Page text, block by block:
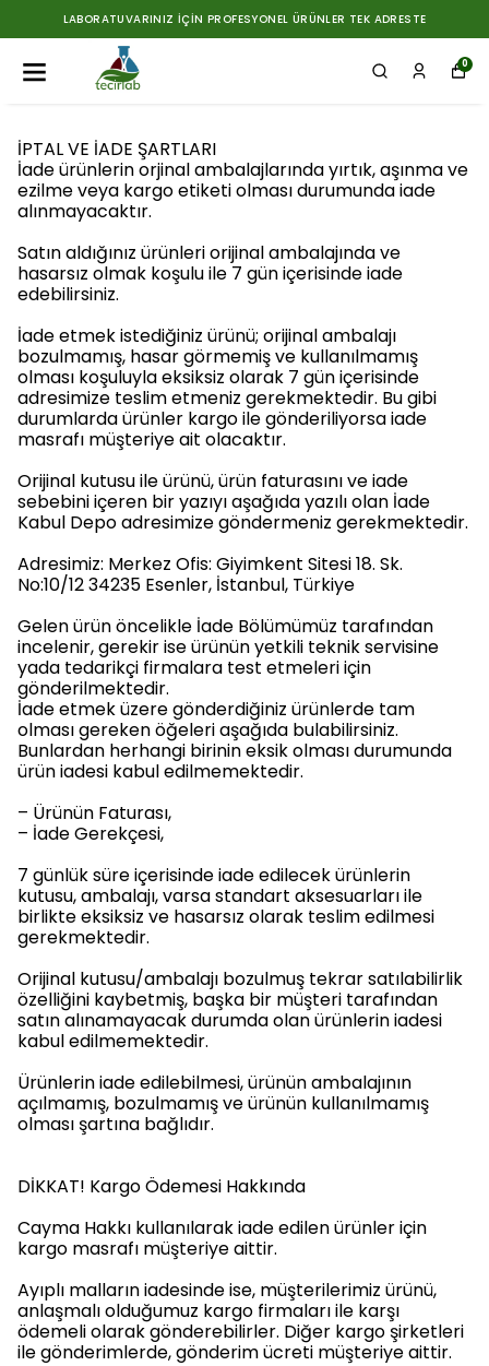
LABORATUVARINIZ İÇIN PROFESYONEL ÜRÜNLER TEK ADRESTE
0
İPTAL VE İADE ŞARTLARI
İade ürünlerin orjinal ambalajlarında yırtık, aşınma ve
ezilme veya kargo etiketi olması durumunda iade
alınmayacaktır.
Satın aldığınız ürünleri orijinal ambalajında ve
hasarsız olmak koşulu ile 7 gün içerisinde iade
edebilirsiniz.
İade etmek istediğiniz ürünü; orijinal ambalajı
bozulmamış, hasar görmemiş ve kullanılmamış
olması koşuluyla eksiksiz olarak 7 gün içerisinde
adresimize teslim etmeniz gerekmektedir. Bu gibi
durumlarda ürünler kargo ile gönderiliyorsa iade
masrafı müşteriye ait olacaktır.
Orijinal kutusu ile ürünü, ürün faturasını ve iade
sebebini içeren bir yazıyı aşağıda yazılı olan İade
Kabul Depo adresimize göndermeniz gerekmektedir.
Adresimiz: Merkez Ofis: Giyimkent Sitesi 18. Sk.
No:10/12 34235 Esenler, İstanbul, Türkiye
Gelen ürün öncelikle İade Bölümümüz tarafından
incelenir, gerekir ise ürünün yetkili teknik servisine
yada tedarikçi firmalara test etmeleri için
gönderilmektedir.
İade etmek üzere gönderdiğiniz ürünlerde tam
olması gereken öğeleri aşağıda bulabilirsiniz.
Bunlardan herhangi birinin eksik olması durumunda
ürün iadesi kabul edilmemektedir.
– Ürünün Faturası,
– İade Gerekçesi,
7 günlük süre içerisinde iade edilecek ürünlerin
kutusu, ambalajı, varsa standart aksesuarları ile
birlikte eksiksiz ve hasarsız olarak teslim edilmesi
gerekmektedir.
Orijinal kutusu/ambalajı bozulmuş tekrar satılabilirlik
özelliğini kaybetmiş, başka bir müşteri tarafından
satın alınamayacak durumda olan ürünlerin iadesi
kabul edilmemektedir.
Ürünlerin iade edilebilmesi, ürünün ambalajının
açılmamış, bozulmamış ve ürünün kullanılmamış
olması şartına bağlıdır.
DİKKAT! Kargo Ödemesi Hakkında
Cayma Hakkı kullanılarak iade edilen ürünler için
kargo masrafı müşteriye aittir.
Ayıplı malların iadesinde ise, müşterilerimiz ürünü,
anlaşmalı olduğumuz kargo firmaları ile karşı
ödemeli olarak gönderebilirler. Diğer kargo şirketleri
ile gönderimlerde, gönderim ücreti müşteriye aittir.